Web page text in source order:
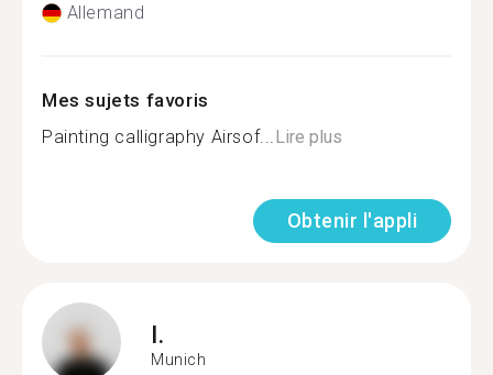
Allemand
Mes sujets favoris
Painting calligraphy Airsof...Lire plus
Obtenir l'appli
I.
Munich